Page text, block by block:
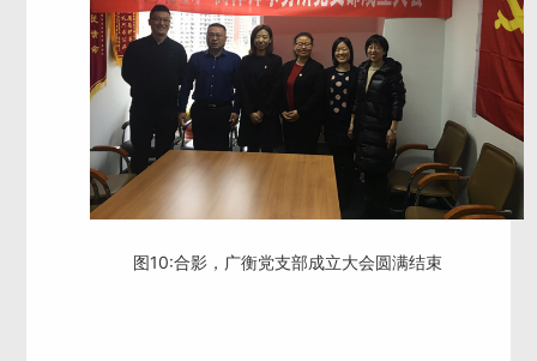
图10:合影，广衡党支部成立大会圆满结束